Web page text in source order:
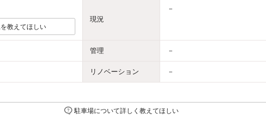
教えてほしい
現況
－
管理 －
リノベーション －
駐車場について詳しく教えてほしい